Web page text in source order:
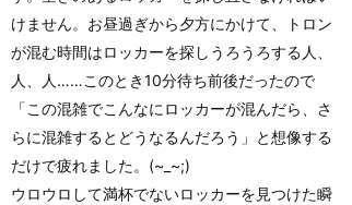
けません。お昼過ぎから夕方にかけて、トロン
が混む時間はロッカーを探しうろうろする人、
人、人……このとき10分待ち前後だったので
「この混雑でこんなにロッカーが混んだら、さ
らに混雑するとどうなるんだろう」と想像する
だけで疲れました。(~_~;)
ウロウロして満杯でないロッカーを見つけた瞬